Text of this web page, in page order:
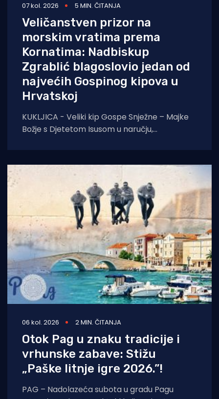
07 kol. 2026 5 MIN. ČITANJA
Veličanstven prizor na
morskim vratima prema
Kornatima: Nadbiskup
Zgrablić blagoslovio jedan od
najvećih Gospinog kipova u
Hrvatskoj
KUKLJICA - Veliki kip Gospe Snježne – Majke
Božje s Djetetom Isusom u naručju,
06 kol. 2026 2 MIN. ČITANJA
Otok Pag u znaku tradicije i
vrhunske zabave: Stižu
„Paške litnje igre 2026.”!
PAG – Nadolazeća subota u gradu Pagu